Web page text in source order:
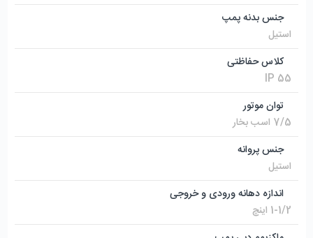
جنس بدنه پمپ
استیل
کلاس حفاظتی
IP 55
توان موتور
7/5 اسب بخار
جنس پروانه
استیل
اندازه دهانه ورودی و خروجی
1-1/2 اینچ